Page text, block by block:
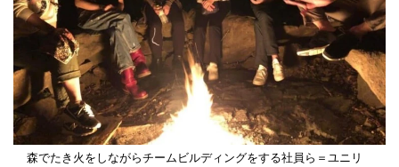
森でたき火をしながらチームビルディングをする社員ら＝ユニリ